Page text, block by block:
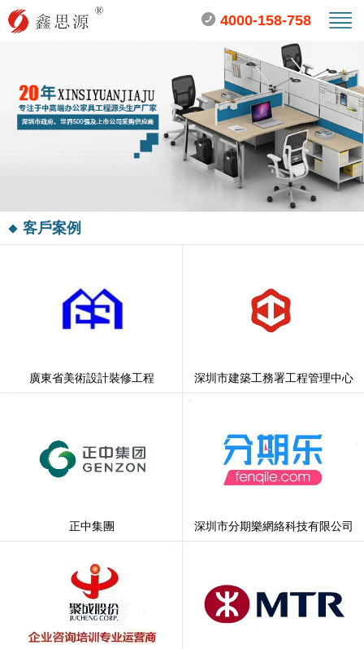
4000-158-758
客戶案例
廣東省美術設計裝修工程 深圳市建築工務署工程管理中心
正中集團 深圳市分期樂網絡科技有限公司